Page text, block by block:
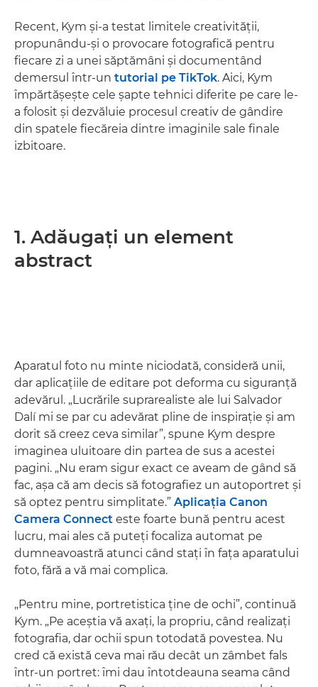
Recent, Kym şi-a testat limitele creativităţii,
propunându-şi o provocare fotografică pentru
fiecare zi a unei săptămâni şi documentând
demersul într-un tutorial pe TikTok. Aici, Kym
împărtăşeşte cele şapte tehnici diferite pe care le-
a folosit şi dezvăluie procesul creativ de gândire
din spatele fiecăreia dintre imaginile sale finale
izbitoare.
1. Adăugaţi un element
abstract
Aparatul foto nu minte niciodată, consideră unii,
dar aplicaţiile de editare pot deforma cu siguranţă
adevărul. „Lucrările suprarealiste ale lui Salvador
Dalí mi se par cu adevărat pline de inspiraţie şi am
dorit să creez ceva similar”, spune Kym despre
imaginea uluitoare din partea de sus a acestei
pagini. „Nu eram sigur exact ce aveam de gând să
fac, aşa că am decis să fotografiez un autoportret şi
să optez pentru simplitate.” Aplicaţia Canon
Camera Connect este foarte bună pentru acest
lucru, mai ales că puteţi focaliza automat pe
dumneavoastră atunci când staţi în faţa aparatului
foto, fără a vă mai complica.
„Pentru mine, portretistica ţine de ochi”, continuă
Kym. „Pe aceştia vă axaţi, la propriu, când realizaţi
fotografia, dar ochii spun totodată povestea. Nu
cred că există ceva mai rău decât un zâmbet fals
într-un portret: îmi dau întotdeauna seama când